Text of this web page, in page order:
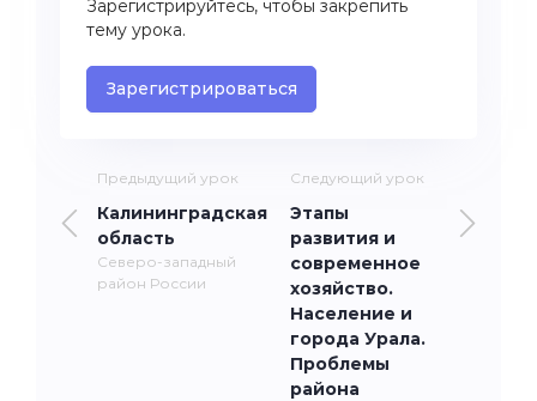
Зарегистрируйтесь, чтобы закрепить
тему урока.
Зарегистрироваться
Предыдущий урок
Калининградская
область
Северо-западный
район России
Следующий урок
Этапы
развития и
современное
хозяйство.
Население и
города Урала.
Проблемы
района